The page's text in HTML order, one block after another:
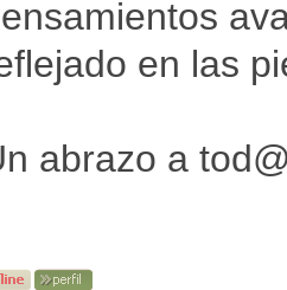
en las
abrazo a